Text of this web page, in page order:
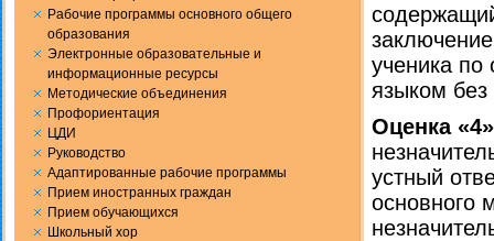
Рабочие программы основного общего
образования
Электронные образовательные и
информационные ресурсы
Методические объединения
Профориентация
ЦДИ
Руководство
Адаптированные рабочие программы
Прием иностранных граждан
Прием обучающихся
Школьный хор
ученика
языком без
Оценка
устный
основного